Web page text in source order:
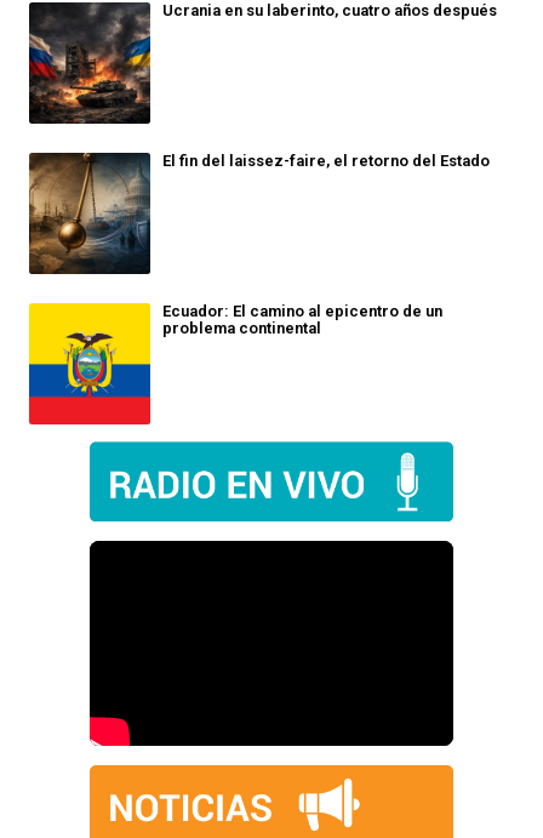
Ucrania en su laberinto, cuatro años después
El fin del laissez-faire, el retorno del Estado
Ecuador: El camino al epicentro de un
problema continental